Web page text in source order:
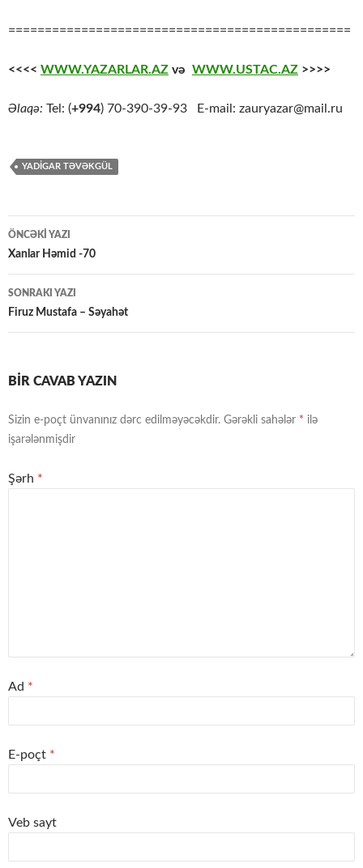
===============================================
<<<< WWW.YAZARLAR.AZ və WWW.USTAC.AZ >>>>
Əlaqə: Tel: (+994) 70-390-39-93 E-mail: zauryazar@mail.ru
YADIGAR TƏVƏKGÜL
Yazılar
üzrə
naviqasiya
ÖNCƏKI YAZI
Xanlar Həmid -70
SONRAKI YAZI
Firuz Mustafa – Səyahət
BIR CAVAB YAZIN
Sizin e-poçt ünvanınız dərc edilməyəcəkdir. Gərəkli sahələr * ilə
işarələnmişdir
Şərh *
Ad *
E-poçt *
Veb sayt